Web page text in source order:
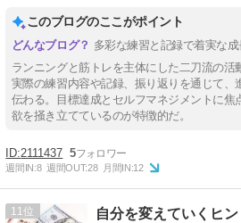
このブログのここがポイント
多彩な練習と記録で着実な
ランニングと筋トレを主体にした二刀流の活
実際の練習内容や記録、振り返りを通じて、
伝わる。目標達成とセルフマネジメントに焦
欲を掻き立てているのが特徴的だ。
2111437 5
週間IN:8 週間OUT:28 月間IN:12
11